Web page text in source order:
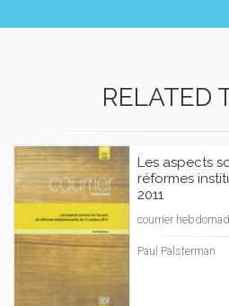
RELATED
Les aspects
réformes
2011
courrier
Paul Palsterman